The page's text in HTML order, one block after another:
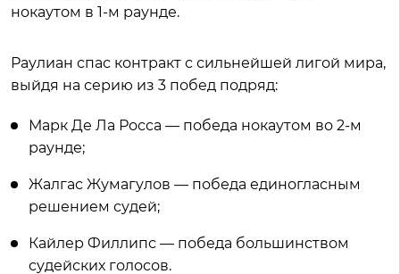
нокаутом в 1-м раунде.
Раулиан спас контракт с сильнейшей лигой мира,
выйдя на серию из 3 побед подряд:
Марк Де Ла Росса — победа нокаутом во 2-м
раунде;
Жалгас Жумагулов — победа единогласным
решением судей;
Кайлер Филлипс — победа большинством
судейских голосов.